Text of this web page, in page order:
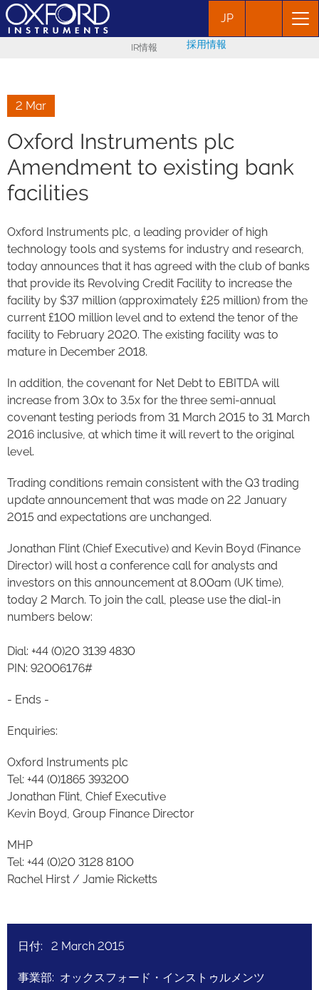
JP
IR情報 採用情報
2 Mar
Oxford Instruments plc
Amendment to existing bank
facilities
Oxford Instruments plc, a leading provider of high
technology tools and systems for industry and research,
today announces that it has agreed with the club of banks
that provide its Revolving Credit Facility to increase the
facility by $37 million (approximately £25 million) from the
current £100 million level and to extend the tenor of the
facility to February 2020. The existing facility was to
mature in December 2018.
In addition, the covenant for Net Debt to EBITDA will
increase from 3.0x to 3.5x for the three semi-annual
covenant testing periods from 31 March 2015 to 31 March
2016 inclusive, at which time it will revert to the original
level.
Trading conditions remain consistent with the Q3 trading
update announcement that was made on 22 January
2015 and expectations are unchanged.
Jonathan Flint (Chief Executive) and Kevin Boyd (Finance
Director) will host a conference call for analysts and
investors on this announcement at 8.00am (UK time),
today 2 March. To join the call, please use the dial-in
numbers below:
Dial: +44 (0)20 3139 4830
PIN: 92006176#
- Ends -
Enquiries:
Oxford Instruments plc
Tel: +44 (0)1865 393200
Jonathan Flint, Chief Executive
Kevin Boyd, Group Finance Director
MHP
Tel: +44 (0)20 3128 8100
Rachel Hirst / Jamie Ricketts
日付: 2 March 2015
事業部: オックスフォード・インストゥルメンツ